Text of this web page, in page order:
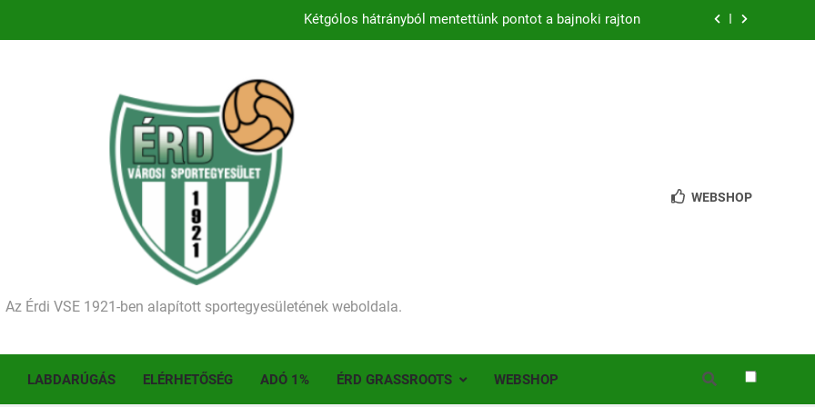
Kétgólos hátrányból mentettünk pontot a bajnoki rajton
Történelmet írt az I. Érdi Football Fesztivál – több mint 200 játékos lépett pályára Érden
Ellenfelünk visszalépése miatt játék nélkül jutottunk tovább a MOL Magyar Kupában
Kezdődik a 2026–2027-es szezon – hazai pályán rajtol az Érdi VSE!
Történelmet írt az I. Érdi Football Fesztivál – több mint 200 játékos lépett pályára Érden
Az Érdi VSE 1921-ben alapított sportegyesületének weboldala.
WEBSHOP
LABDARÚGÁS ELÉRHETŐSÉG ADÓ 1% ÉRD GRASSROOTS WEBSHOP